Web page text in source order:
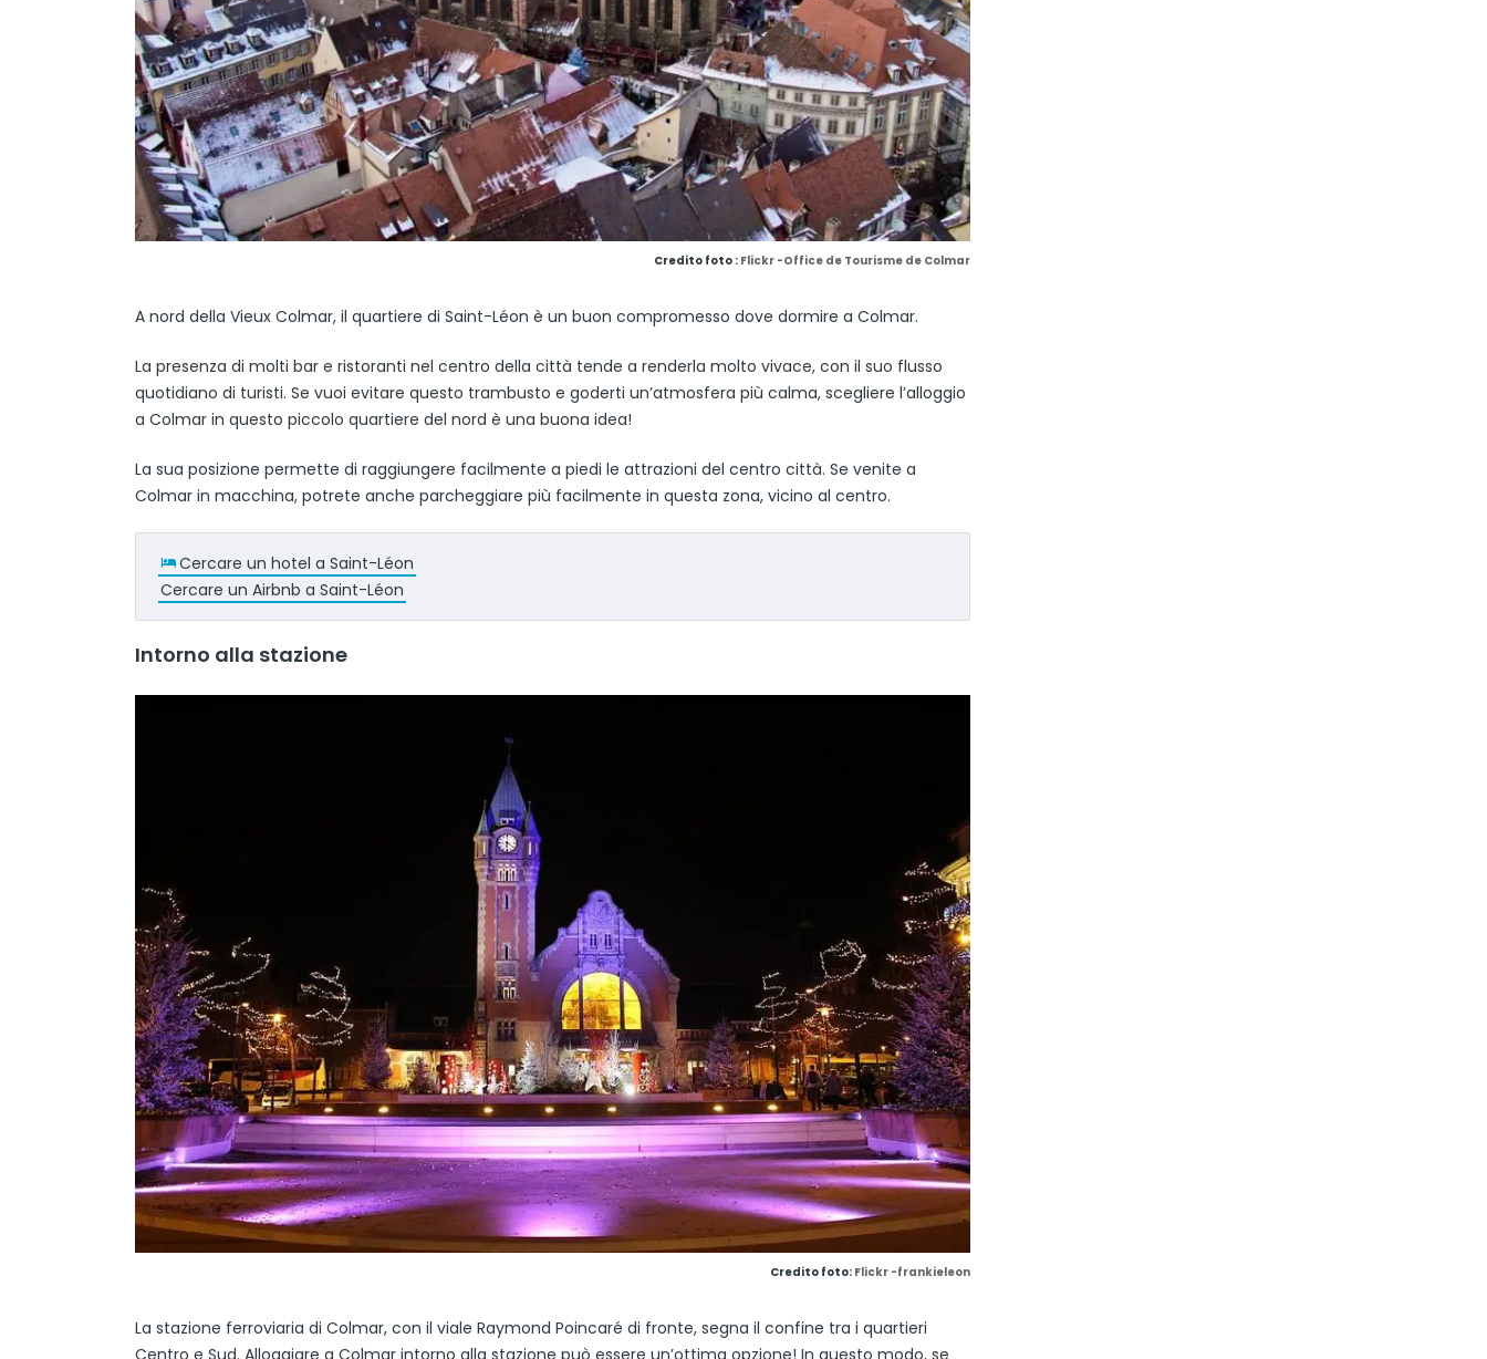
Credito foto : Flickr -Office de Tourisme de Colmar
A nord della Vieux Colmar, il quartiere di Saint-Léon è un buon compromesso dove dormire a Colmar.
La presenza di molti bar e ristoranti nel centro della città tende a renderla molto vivace, con il suo flusso
quotidiano di turisti. Se vuoi evitare questo trambusto e goderti un’atmosfera più calma, scegliere l’alloggio
a Colmar in questo piccolo quartiere del nord è una buona idea!
La sua posizione permette di raggiungere facilmente a piedi le attrazioni del centro città. Se venite a
Colmar in macchina, potrete anche parcheggiare più facilmente in questa zona, vicino al centro.
Cercare un hotel a Saint-Léon
Cercare un Airbnb a Saint-Léon
Intorno alla stazione
Credito foto: Flickr -frankieleon
La stazione ferroviaria di Colmar, con il viale Raymond Poincaré di fronte, segna il confine tra i quartieri